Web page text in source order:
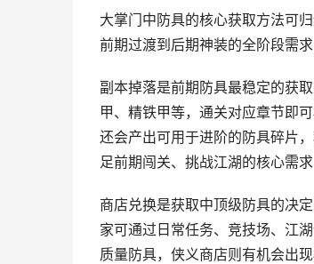
大掌门中防具的核心获取方法可
前期过渡到后期神装的全阶段需
副本掉落是前期防具最稳定的获
甲、精铁甲等，通关对应章节即
还会产出可用于进阶的防具碎片
足前期闯关、挑战江湖的核心需
商店兑换是获取中顶级防具的决
家可通过日常任务、竞技场、江
质量防具，侠义商店则有机会出